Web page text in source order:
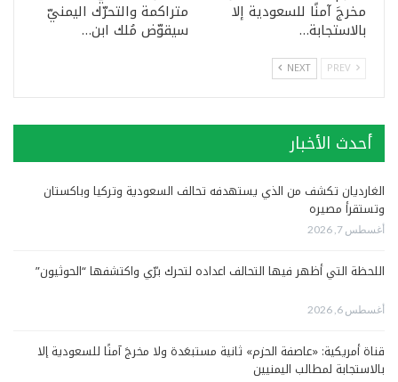
مخرجَ آمنًا للسعودية إلا
بالاستجابة…
متراكمة والتحرّك اليمنيّ
سيقوّض مُلك ابن…
NEXT
أحدث الأخبار
الغارديان تكشف من الذي يستهدفه تحالف السعودية وتركيا وباكستان
وتستقرأ مصيره
أغسطس 7, 2026
اللحظة التي أظهر فيها التحالف اعداده لتحرك برّي واكتشفها “الحوثيون”
أغسطس 6, 2026
قناة أمريكية: «عاصفة الحزم» ثانية مستبعَدة ولا مخرجَ آمنًا للسعودية إلا
بالاستجابة لمطالب اليمنيين